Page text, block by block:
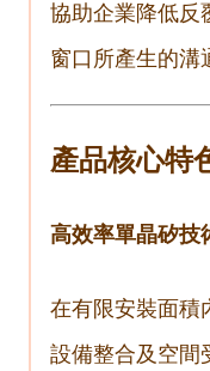
協助企業降低反
窗口所產生的溝
產品核心特
高效率單晶矽技
在有限安裝面積
設備整合及空間